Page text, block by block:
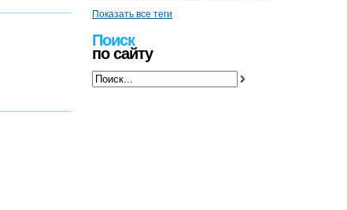
Показать все теги
Поиск
по сайту